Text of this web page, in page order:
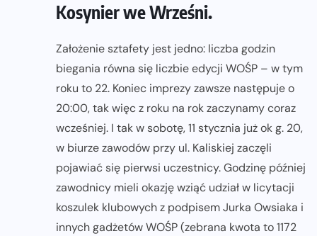
Kosynier we Wrześni.
Założenie sztafety jest jedno: liczba godzin
biegania równa się liczbie edycji WOŚP – w tym
roku to 22. Koniec imprezy zawsze następuje o
20:00, tak więc z roku na rok zaczynamy coraz
wcześniej. I tak w sobotę, 11 stycznia już ok g. 20,
w biurze zawodów przy ul. Kaliskiej zaczęli
pojawiać się pierwsi uczestnicy. Godzinę później
zawodnicy mieli okazję wziąć udział w licytacji
koszulek klubowych z podpisem Jurka Owsiaka i
innych gadżetów WOŚP (zebrana kwota to 1172